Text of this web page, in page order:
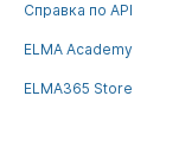
Справка по API
ELMA Academy
ELMA365 Store